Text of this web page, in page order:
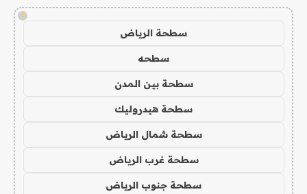
!
سطحة الرياض
سطحه
سطحة بين المدن
سطحة هيدروليك
سطحة شمال الرياض
سطحة غرب الرياض
سطحة جنوب الرياض